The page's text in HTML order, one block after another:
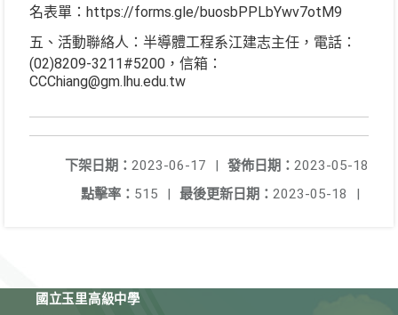
名表單：https://forms.gle/buosbPPLbYwv7otM9
五、活動聯絡人：半導體工程系江建志主任，電話：
(02)8209-3211#5200，信箱：
CCChiang@gm.lhu.edu.tw
發佈日期： 2023-05-18
下架日期： 2023-06-17
|
最後更新日期： 2023-05-18 |
點擊率： 515 |
國立玉里高級中學